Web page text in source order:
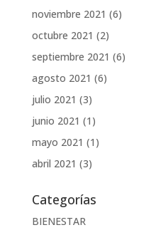
noviembre 2021 (6)
octubre 2021 (2)
septiembre 2021 (6)
agosto 2021 (6)
julio 2021 (3)
junio 2021 (1)
mayo 2021 (1)
abril 2021 (3)
Categorías
BIENESTAR